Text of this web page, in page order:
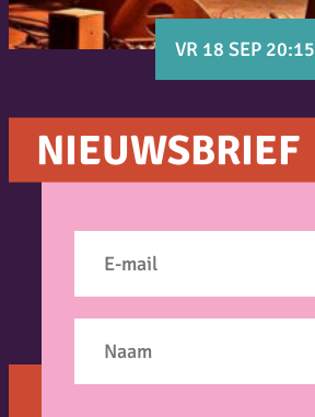
VR 18 SEP 20:15
NIEUWSBRIEF